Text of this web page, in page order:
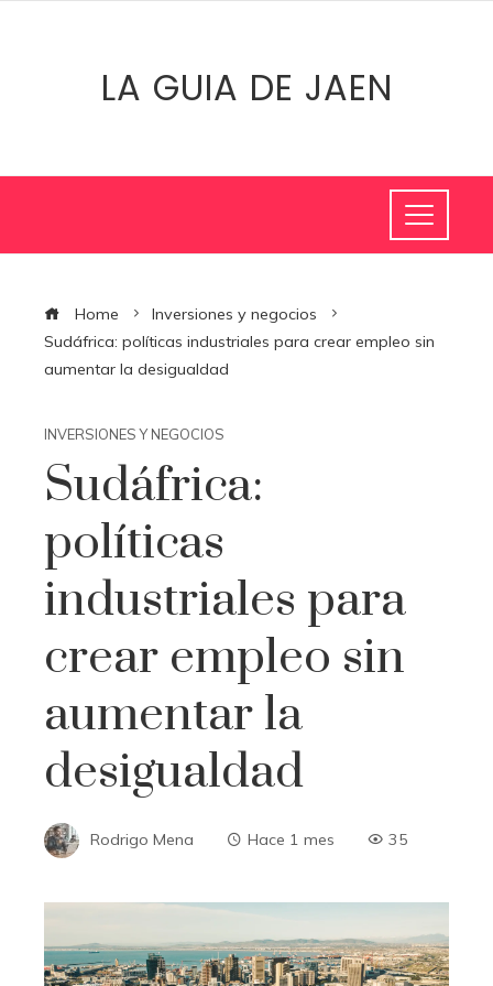
LA GUIA DE JAEN
Home
Inversiones y negocios
Sudáfrica: políticas industriales para crear empleo sin
aumentar la desigualdad
INVERSIONES Y NEGOCIOS
Sudáfrica:
políticas
industriales para
crear empleo sin
aumentar la
desigualdad
Rodrigo Mena Hace 1 mes 35